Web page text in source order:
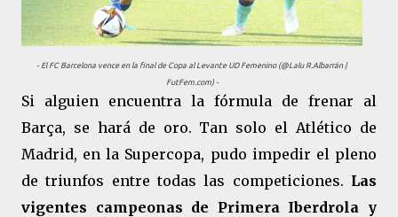
- El FC Barcelona vence en la final de Copa al Levante UD Femenino (@Lalu R.Albarrán |
FutFem.com) -
Si alguien encuentra la fórmula de frenar al
Barça, se hará de oro. Tan solo el Atlético de
Madrid, en la Supercopa, pudo impedir el pleno
de triunfos entre todas las competiciones. Las
vigentes campeonas de Primera Iberdrola y